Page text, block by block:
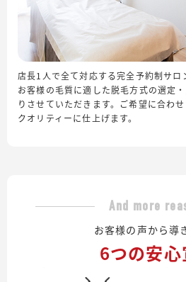
店長1人で全て対応する完全予約制サロ
お客様の毛質に適した脱毛方式の選定
りさせていただきます。ご希望に合わ
クオリティーに仕上げます。
And more
お客様の声から導
6つの安心